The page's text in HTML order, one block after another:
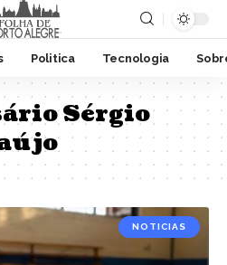
Politica Tecnologia
Sérgio
NOTICIAS